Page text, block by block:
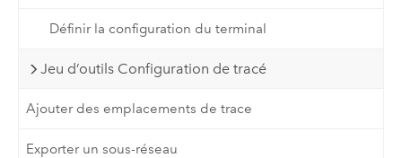
Définir la configuration du terminal
Jeu d’outils Configuration de tracé
Ajouter des emplacements de trace
Exporter un sous-réseau